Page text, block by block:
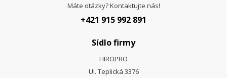
Máte otázky? Kontaktujte nás!
+421 915 992 891
Sídlo firmy
HIROPRO
Ul. Teplická 3376